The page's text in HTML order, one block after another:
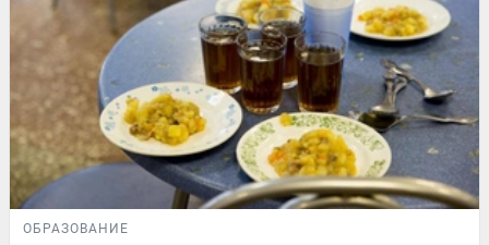
ОБРАЗОВАНИЕ